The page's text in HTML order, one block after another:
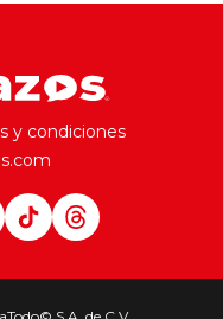
y condiciones